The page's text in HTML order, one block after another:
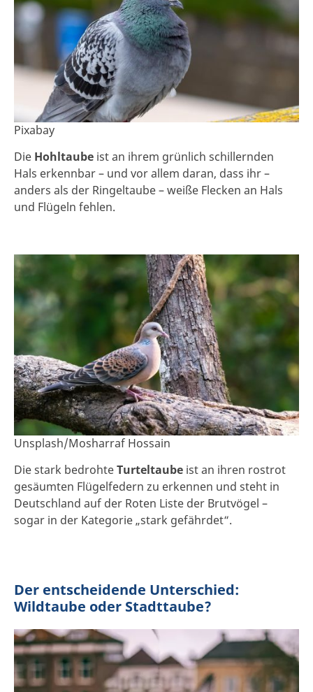
Pixabay
Die Hohltaube ist an ihrem grünlich schillernden
Hals erkennbar – und vor allem daran, dass ihr –
anders als der Ringeltaube – weiße Flecken an Hals
und Flügeln fehlen.
Unsplash/Mosharraf Hossain
Die stark bedrohteTurteltaube ist an ihren rostrot
gesäumten Flügelfedern zu erkennen und steht in
Deutschland auf der Roten Liste der Brutvögel –
sogar in der Kategorie „stark gefährdet“.
Der entscheidende Unterschied:
Wildtaube oder Stadttaube?